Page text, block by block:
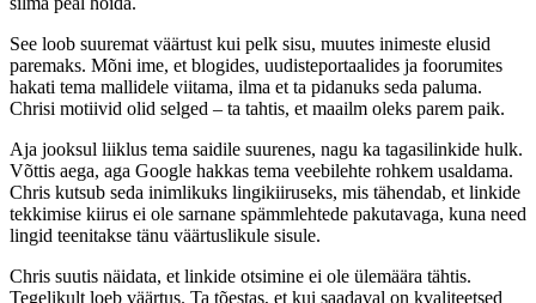
See loob suuremat väärtust kui pelk sisu, muutes inimeste elusid
paremaks. Mõni ime, et blogides, uudisteportaalides ja foorumites
hakati tema mallidele viitama, ilma et ta pidanuks seda paluma.
Chrisi motiivid olid selged – ta tahtis, et maailm oleks parem paik.
Aja jooksul liiklus tema saidile suurenes, nagu ka tagasilinkide hulk.
Võttis aega, aga Google hakkas tema veebilehte rohkem usaldama.
Chris kutsub seda inimlikuks lingikiiruseks, mis tähendab, et linkide
tekkimise kiirus ei ole sarnane spämmlehtede pakutavaga, kuna need
lingid teenitakse tänu väärtuslikule sisule.
Chris suutis näidata, et linkide otsimine ei ole ülemäära tähtis.
Tegelikult loeb väärtus. Ta tõestas, et kui saadaval on kvaliteetsed